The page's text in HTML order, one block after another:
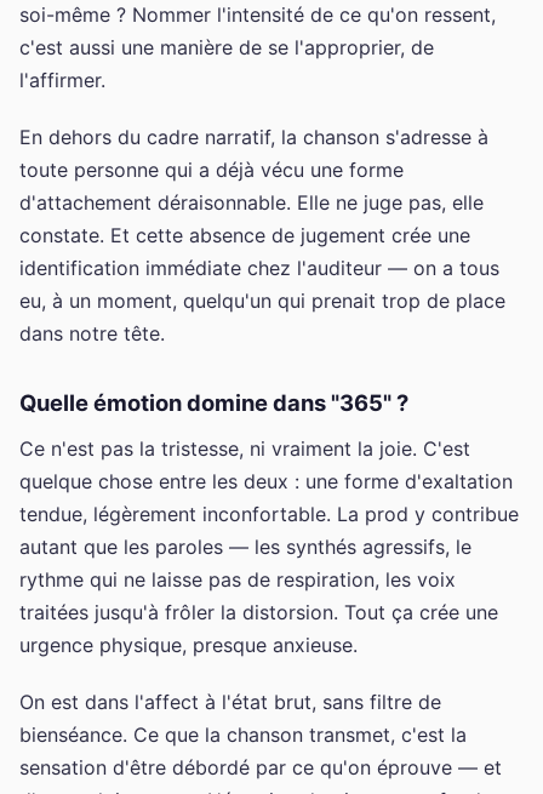
soi-même ? Nommer l'intensité de ce qu'on ressent,
c'est aussi une manière de se l'approprier, de
l'affirmer.
En dehors du cadre narratif, la chanson s'adresse à
toute personne qui a déjà vécu une forme
d'attachement déraisonnable. Elle ne juge pas, elle
constate. Et cette absence de jugement crée une
identification immédiate chez l'auditeur — on a tous
eu, à un moment, quelqu'un qui prenait trop de place
dans notre tête.
Quelle émotion domine dans "365" ?
Ce n'est pas la tristesse, ni vraiment la joie. C'est
quelque chose entre les deux : une forme d'exaltation
tendue, légèrement inconfortable. La prod y contribue
autant que les paroles — les synthés agressifs, le
rythme qui ne laisse pas de respiration, les voix
traitées jusqu'à frôler la distorsion. Tout ça crée une
urgence physique, presque anxieuse.
On est dans l'affect à l'état brut, sans filtre de
bienséance. Ce que la chanson transmet, c'est la
sensation d'être débordé par ce qu'on éprouve — et